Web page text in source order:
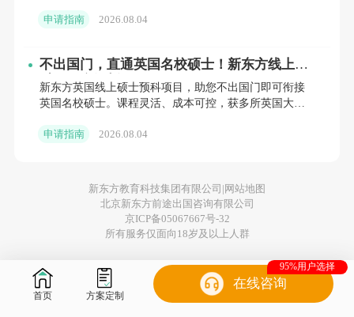
多领域，无缝衔接伯
申请指南 2026.08.04
不出国门，直通英国名校硕士！新东方线上预
科项目全解析
新东方英国线上硕士预科项目，助您不出国门即可衔接
英国名校硕士。课程灵活、成本可控，获多所英国大学
教学支持。立即咨
申请指南 2026.08.04
新东方教育科技集团有限公司| 网站地图
北京新东方前途出国咨询有限公司
京ICP备05067667号-32
所有服务仅面向18岁及以上人群
首页 方案定制
在线咨询
95%用户选择